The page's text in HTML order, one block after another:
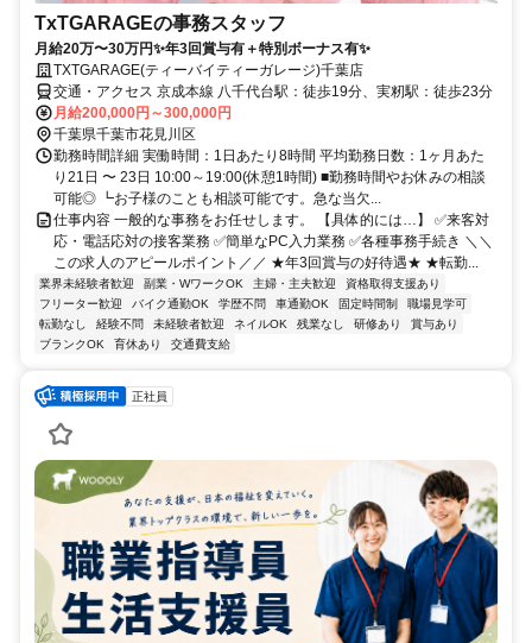
TxTGARAGEの事務スタッフ
月給20万〜30万円✨年3回賞与有＋特別ボーナス有✨
TXTGARAGE(ティーバイティーガレージ)千葉店
交通・アクセス 京成本線 八千代台駅：徒歩19分、実籾駅：徒歩23分
月給200,000円～300,000円
千葉県千葉市花見川区
勤務時間詳細 実働時間：1日あたり8時間 平均勤務日数：1ヶ月あた
り21日 〜 23日 10:00～19:00(休憩1時間) ■勤務時間やお休みの相談
可能◎ ┗お子様のことも相談可能です。急な当欠...
仕事内容 一般的な事務をお任せします。 【具体的には…】 ✅来客対
応・電話応対の接客業務 ✅簡単なPC入力業務 ✅各種事務手続き ＼＼
この求人のアピールポイント／／ ★年3回賞与の好待遇★ ★転勤...
業界未経験者歓迎 副業・WワークOK 主婦・主夫歓迎
資格取得支援あり
フリーター歓迎
バイク通勤OK 学歴不問 車通勤OK 固定時間制
職場見学可
転勤なし
経験不問 未経験者歓迎 ネイルOK 残業なし 研修あり
賞与あり
ブランクOK
育休あり 交通費支給
正社員